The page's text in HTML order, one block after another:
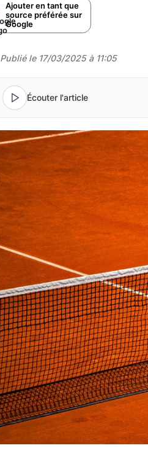
Ajouter en tant que
source préférée sur
Google
Publié le 17/03/2025 à 11:05
Écouter l'article